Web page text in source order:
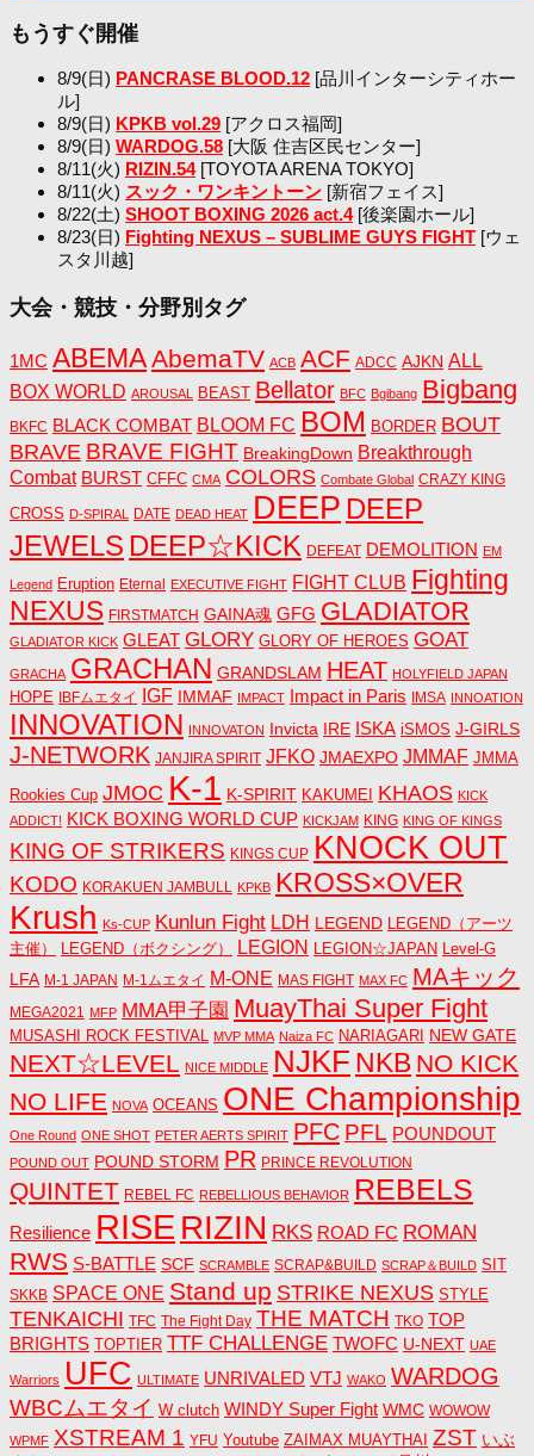
もうすぐ開催
8/9(日) PANCRASE BLOOD.12 [品川インターシティホー
ル]
8/9(日) KPKB vol.29 [アクロス福岡]
8/9(日) WARDOG.58 [大阪 住吉区民センター]
8/11(火) RIZIN.54[TOYOTA ARENA TOKYO]
8/11(火) スック・ワンキントーン [新宿フェイス]
8/22(土) SHOOT BOXING 2026 act.4[後楽園ホール]
8/23(日) Fighting NEXUS – SUBLIME GUYS FIGHT [ウェ
スタ川越]
大会・競技・分野別タグ
1MC ABEMAAbemaTV ACB ACF ADCC AJKN ALL
BOX WORLD AROUSAL BEAST Bellator BFC Bgibang Bigbang
BKFC BLACK COMBAT BLOOM FC BOM BORDER BOUT
BRAVE BRAVE FIGHT BreakingDown Breakthrough
Combat BURST CFFC CMA COLORS Combate Global CRAZY KING
CROSS D-SPIRAL DATE DEAD HEAT DEEP DEEP
JEWELS DEEP☆KICK DEFEAT DEMOLITION EM
Legend Eruption Eternal EXECUTIVE FIGHT FIGHT CLUB Fighting
NEXUS FIRSTMATCH GAINA魂 GFG GLADIATOR
GLADIATOR KICK GLEAT GLORY GLORY OF HEROES GOAT
GRACHA GRACHAN GRANDSLAM HEAT HOLYFIELD JAPAN
HOPE IBFムエタイ IGF IMMAF IMPACT Impact in Paris IMSA INNOATION
INNOVATION INNOVATON Invicta IRE ISKA iSMOS J-GIRLS
J-NETWORK JANJIRA SPIRIT JFKO JMAEXPO JMMAF JMMA
Rookies Cup JMOC K-1 K-SPIRIT KAKUMEI KHAOS KICK
ADDICT! KICK BOXING WORLD CUP KICKJAM KING KING OF KINGS
KING OF STRIKERS KINGS CUP KNOCK OUT
KODO KORAKUEN JAMBULL KPKB KROSS×OVER
Krush Ks-CUP Kunlun Fight LDH LEGEND LEGEND（アーツ
主催）
LEGEND（ボクシング） LEGION LEGION☆JAPAN Level-G
LFA M-1 JAPAN M-1ムエタイ M-ONE MAS FIGHT MAX FC MAキック
MEGA2021 MFP MMA甲子園 MuayThai Super Fight
MUSASHI ROCK FESTIVAL MVP MMA Naiza FC NARIAGARI NEW GATE
NEXT☆LEVEL NICE MIDDLE NJKF NKB NO KICK
NO LIFE NOVA OCEANS ONE Championship
One Round ONE SHOT PETER AERTS SPIRIT PFC PFL POUNDOUT
POUND OUT POUND STORM PR PRINCE REVOLUTION
QUINTET REBEL FC REBELLIOUS BEHAVIOR REBELS
Resilience RISE RIZIN RKS ROAD FC ROMAN
RWS S-BATTLE SCF SCRAMBLE SCRAP&BUILD SCRAP＆BUILD SIT
SKKB SPACE ONE Stand up STRIKE NEXUS STYLE
TENKAICHI TFC The Fight Day THE MATCH TKO TOP
BRIGHTS TOPTIER TTF CHALLENGE TWOFC U-NEXT UAE
Warriors UFC ULTIMATE UNRIVALED VTJ WAKO WARDOG
WBCムエタイ W clutch WINDY Super Fight WMC WOWOW
WPMF XSTREAM 1 YFU Youtube ZAIMAX MUAYTHAI ZST いぶ